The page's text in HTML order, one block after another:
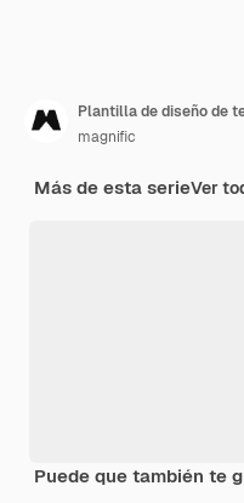
Plantilla de diseño de
magnific
Más de esta serieVer
Puede que también te